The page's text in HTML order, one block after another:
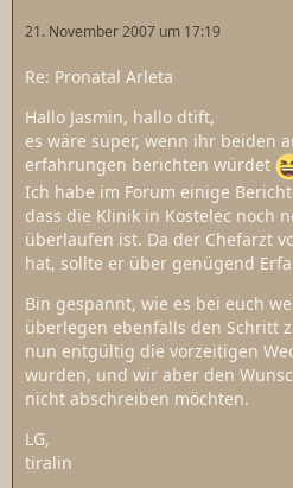
21. November 2007 um 17:19
Re: Pronatal Arleta
Hallo Jasmin, hallo dtift,
es wäre super, wenn ihr beiden
erfahrungen berichten würdet
Ich habe im Forum einige
dass die Klinik in Kostelec noch
überlaufen ist. Da der Chefarzt
hat, sollte er über genügend
Bin gespannt, wie es bei euch
überlegen ebenfalls den Schritt
nun entgültig die vorzeitigen
wurden, und wir aber den
nicht abschreiben möchten.
LG,
tiralin